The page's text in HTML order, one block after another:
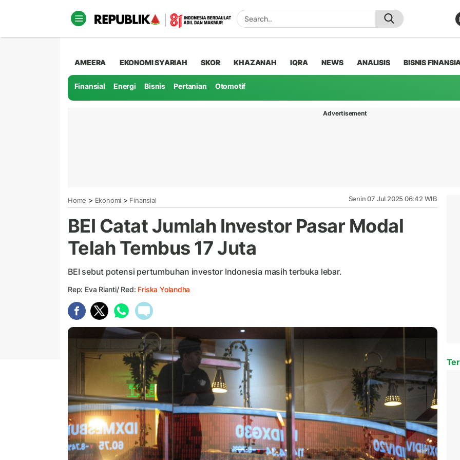
AMEERA EKONOMI SYARIAH SKOR KHAZANAH IQRA NEWS ANALISIS BISNIS
Finansial Energi Bisnis Pertanian Otomotif
Advertisement
Home > Ekonomi > Finansial Senin 07 Jul 2025 06:42 WIB
BEI Catat Jumlah Investor Pasar Modal
Telah Tembus 17 Juta
BEI sebut potensi pertumbuhan investor Indonesia masih terbuka lebar.
Rep: Eva Rianti/ Red: Friska Yolandha